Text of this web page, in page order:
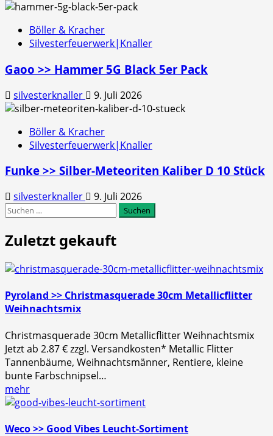
Böller & Kracher
Silvesterfeuerwerk|Knaller
Gaoo >> Hammer 5G Black 5er Pack
silvesterknaller 9. Juli 2026
Böller & Kracher
Silvesterfeuerwerk|Knaller
Funke >> Silber-Meteoriten Kaliber D 10 Stück
silvesterknaller
9. Juli 2026
Suchen
Zuletzt gekauft
Pyroland >> Christmasquerade 30cm Metallicflitter
Weihnachtsmix
Christmasquerade 30cm Metallicflitter Weihnachtsmix
Jetzt ab 2.87 € zzgl. Versandkosten* Metallic Flitter
Tannenbäume, Weihnachtsmänner, Rentiere, kleine
bunte Farbschnipsel…
mehr
Weco >> Good Vibes Leucht-Sortiment